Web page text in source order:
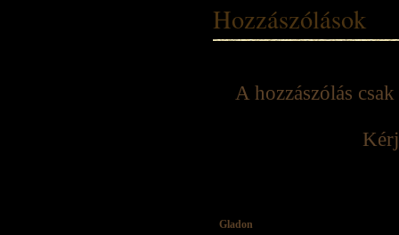
Hozzászólások
A hozzászólás
Gladon